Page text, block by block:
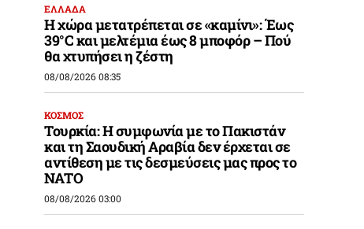
ΕΛΛΑΔΑ
Η χώρα μετατρέπεται σε «καμίνι»: Έως
39°C και μελτέμια έως 8 μποφόρ – Πού
θα χτυπήσει η ζέστη
08/08/2026 08:35
ΚΟΣΜΟΣ
Τουρκία: Η συμφωνία με το Πακιστάν
και τη Σαουδική Αραβία δεν έρχεται σε
αντίθεση με τις δεσμεύσεις μας προς το
ΝΑΤΟ
08/08/2026 03:00